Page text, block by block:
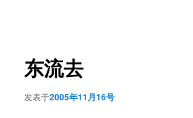
东流去
发表于2005年11月16号